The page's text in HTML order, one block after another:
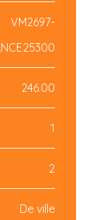
VM2697-
246.00
1
2
De ville